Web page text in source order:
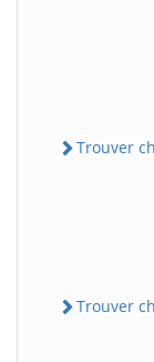
Trouver
Trouver